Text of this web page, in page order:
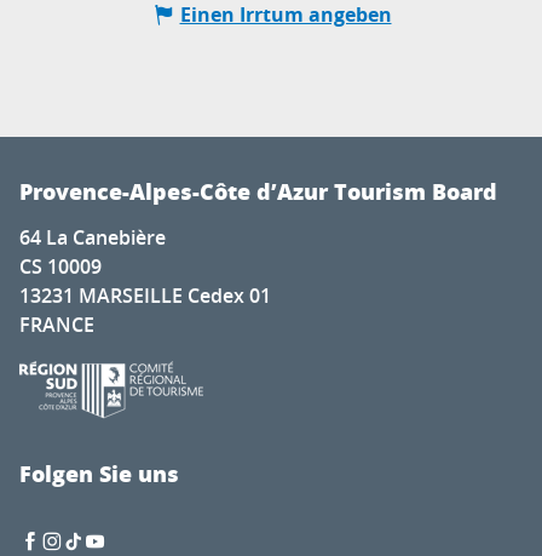
Einen Irrtum angeben
Provence-Alpes-Côte d’Azur Tourism Board
64 La Canebière
CS 10009
13231 MARSEILLE Cedex 01
FRANCE
Folgen Sie uns